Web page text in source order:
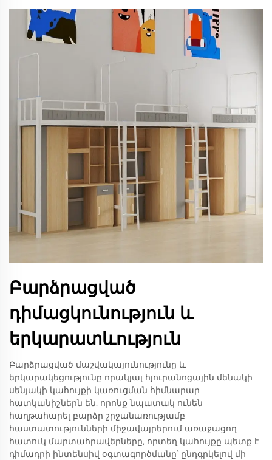
Բարձրացված
դիմացկունություն և
երկարատևություն
Բարձրացված մաշվակայունությունը և
երկարակեցությունը որակյալ հյուրանոցային մենակի
սենյակի կահույքի կառուցման հիմնարար
հատկանիշներն են, որոնք նպատակ ունեն
հաղթահարել բարձր շրջանառությամբ
հաստատությունների միջավայրերում առաջացող
հատուկ մարտահրավերները, որտեղ կահույքը պետք է
դիմադրի ինտենսիվ օգտագործմանը՝ ընդգրկելով մի